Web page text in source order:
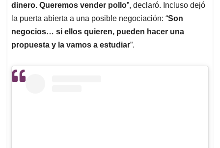
dinero. Queremos vender pollo”, declaró. Incluso dejó
la puerta abierta a una posible negociación: “Son
negocios… si ellos quieren, pueden hacer una
propuesta y la vamos a estudiar”.